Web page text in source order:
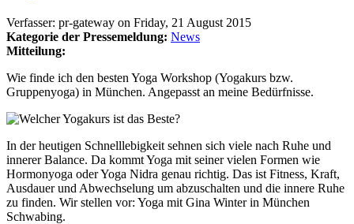
Verfasser: pr-gateway on Friday, 21 August 2015
Kategorie der Pressemeldung: News
Mitteilung:
Wie finde ich den besten Yoga Workshop (Yogakurs bzw.
Gruppenyoga) in München. Angepasst an meine Bedürfnisse.
In der heutigen Schnelllebigkeit sehnen sich viele nach Ruhe und
innerer Balance. Da kommt Yoga mit seiner vielen Formen wie
Hormonyoga oder Yoga Nidra genau richtig. Das ist Fitness, Kraft,
Ausdauer und Abwechselung um abzuschalten und die innere Ruhe
zu finden. Wir stellen vor: Yoga mit Gina Winter in München
Schwabing.